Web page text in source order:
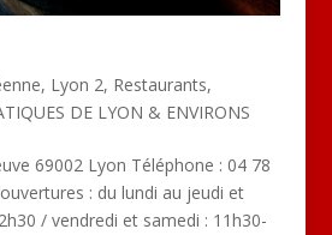
, Lyon 2, Restaurants,
DE LYON & ENVIRONS
69002 Lyon Téléphone : 04 78
: du lundi au jeudi et
/ vendredi et samedi : 11h30-